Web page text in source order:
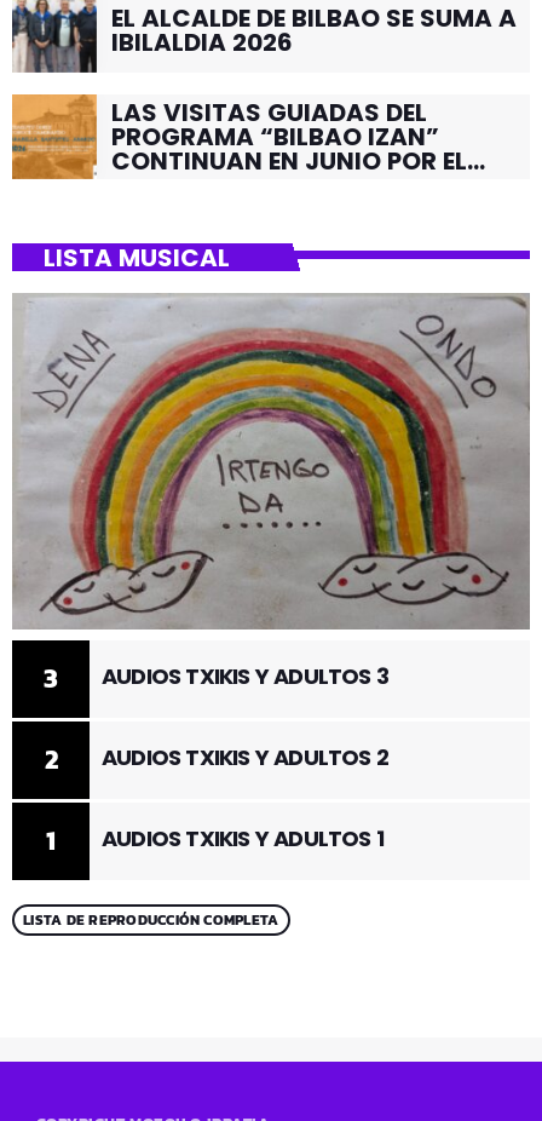
EL ALCALDE DE BILBAO SE SUMA A
IBILALDIA 2026
LAS VISITAS GUIADAS DEL
PROGRAMA “BILBAO IZAN”
CONTINUAN EN JUNIO POR EL
LISTA MUSICAL
1 AUDIOS TXIKIS Y ADULTOS 1
2 AUDIOS TXIKIS Y ADULTOS 2
3 AUDIOS TXIKIS Y ADULTOS 3
LISTA DE REPRODUCCIÓN COMPLETA